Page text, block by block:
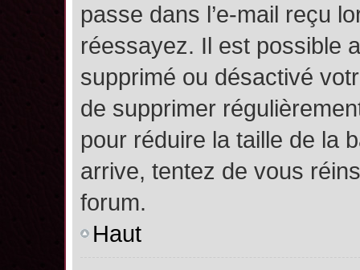
passe dans l’e-mail reçu
réessayez. Il est possible
supprimé ou désactivé
de supprimer
pour réduire la taille de la
arrive, tentez de vous
forum.
Haut